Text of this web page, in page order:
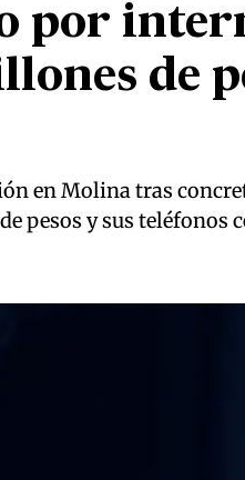
por
de
en Molina tras
pesos y sus teléfonos